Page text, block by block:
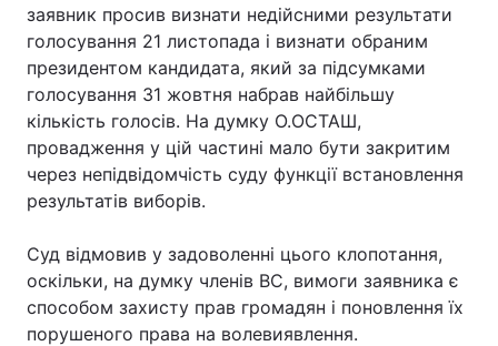
заявник просив визнати недійсними результати
голосування 21 листопада і визнати обраним
президентом кандидата, який за підсумками
голосування 31 жовтня набрав найбільшу
кількість голосів. На думку О.ОСТАШ,
провадження у цій частині мало бути закритим
через непідвідомчість суду функції встановлення
результатів виборів.
Суд відмовив у задоволенні цього клопотання,
оскільки, на думку членів ВС, вимоги заявника є
способом захисту прав громадян і поновлення їх
порушеного права на волевиявлення.